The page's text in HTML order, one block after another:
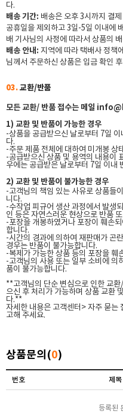
다.
배송 기간: 배송은 오후 3시까지 결
공휴일을 제외하고 3일-5일 이내에
배 기사님의 사정에 따라서 상품의
배송 안내: 지역에 따라 택배사 정책
님께서 주문하신 상품은 입금 확인
03.교환/반품
모든 교환/ 반품 접수는 메일
1) 교환 및 반품이 가능한 경우
-상품을 공급받으신 날로부터 7일
다.
-주문 제품 전체에 대하여 미개봉 상
-공급받으신 상품 및 용역의 내용이
우에는 공급받은 날로부터 7일 이내
2) 교환 및 반품이 불가능한 경우
-고객님의 책임 있는 사유로 상품들
니다.
-수작업 피규어 생산 과정에서 발생
인 등은 자연스러운 현상으로 반품
-포장을 개봉하였거나 포장이 훼손
합니다.
-시간의 경과에 의하여 재판매가 곤
경우는 반품이 불가능합니다.
-복제가 가능한 상품 등의 포장을 훼
-고객님의 사용 또는 일부 소비에 의
품이 불가능합니다.
**고객님의 단순 변심으로 인한 교
으신 후 처리가 가능하며 상품 교환
다.**
자세한 내용은 고객센터> 자주 묻는
고해 주세요.
상품문의(0)
번호 제목
등록된